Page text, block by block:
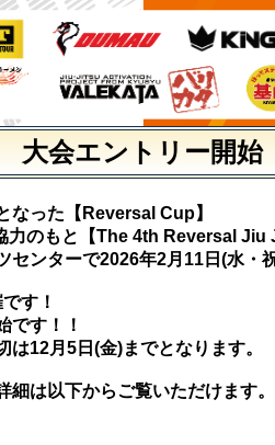
大会エントリー開始
なった【Reversal Cup】
力のもと【The 4th Reversal
センターで2026年2月11日(水・
す！
です！！
12月5日(金)までとなります。
細は以下からご覧いただけます。